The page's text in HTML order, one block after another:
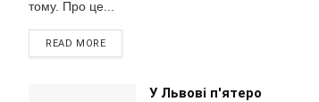
тому. Про це...
READ MORE
У Львові п'ятеро